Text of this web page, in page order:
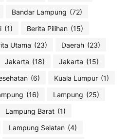
Bandar Lampung (72)
(1) Berita Pilihan (15)
Utama (23) Daerah (23)
Jakarta (18) Jakarta (15)
(6) Kuala Lumpur (1)
(16) Lampung (25)
Lampung Barat (1)
Lampung Selatan (4)